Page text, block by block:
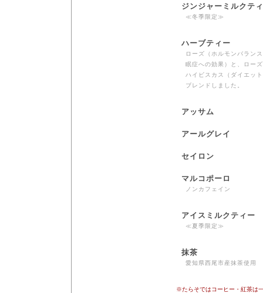
ジンジャーミルクテ
≪冬季限定≫
ハーブティー
ローズ（ホルモンバラン
眠症への効果）と、ロー
ハイビスカス（ダイエッ
ブレンドしました。
アッサム
アールグレイ
セイロン
マルコポーロ
ノンカフェイン
アイスミルクティー
≪夏季限定≫
抹茶
愛知県西尾市産抹茶使用
※たらそではコーヒー・紅茶は